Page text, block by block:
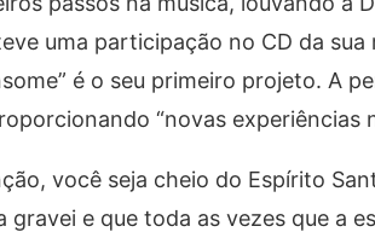
uma participação no CD da
é o seu primeiro projeto. A
“novas experiências
você seja cheio do Espírito
gravei e que toda as vezes que a